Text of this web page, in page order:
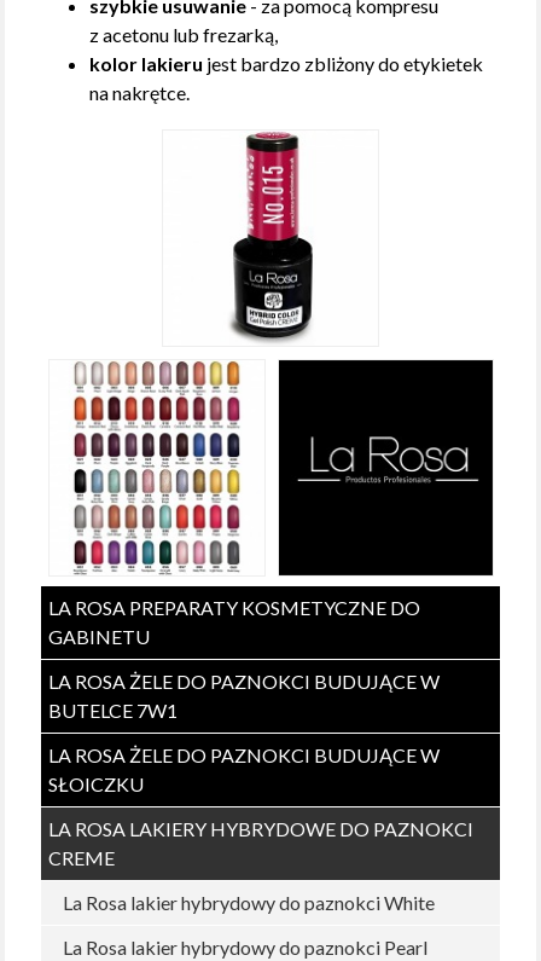
szybkie usuwanie - za pomocą kompresu
z acetonu lub frezarką,
kolor lakieru jest bardzo zbliżony do etykietek
na nakrętce.
LA ROSA PREPARATY KOSMETYCZNE DO
GABINETU
LA ROSA ŻELE DO PAZNOKCI BUDUJĄCE W
BUTELCE 7W1
LA ROSA ŻELE DO PAZNOKCI BUDUJĄCE W
SŁOICZKU
LA ROSA LAKIERY HYBRYDOWE DO PAZNOKCI
CREME
La Rosa lakier hybrydowy do paznokci White
La Rosa lakier hybrydowy do paznokci Pearl